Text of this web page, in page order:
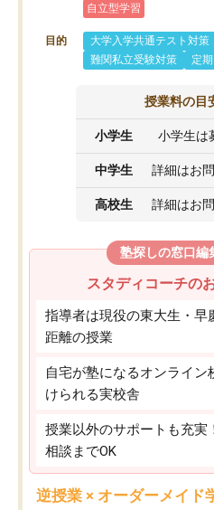
自立型学習
目的 大学入学共通テスト対策
難関私立受験対策
定
授業料の目
小学生 小学生は
中学生 詳細はお
高校生 詳細はお
塾探しの窓口編
スタディコーチの
指導者は現役の東大生・早
距離の授業
自宅が塾になるオンライ
けられる実校舎
授業以外のサポートも充実
相談までOK
逆授業 × オーダーメイ